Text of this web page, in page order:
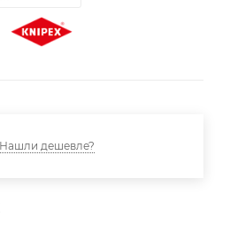
Нашли дешевле?